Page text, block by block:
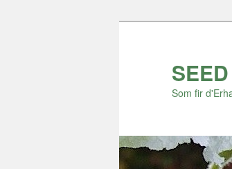
SEED
Som fir